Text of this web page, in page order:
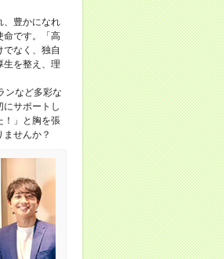
、豊かになれ
命です。「高
でなく、独自
生を整え、理
ンなど多彩な
にサポートし
！」と胸を張
せんか？